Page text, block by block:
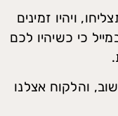
ויהיו זמינים
כי כשיהיו לכם
והלקוח אצלנו